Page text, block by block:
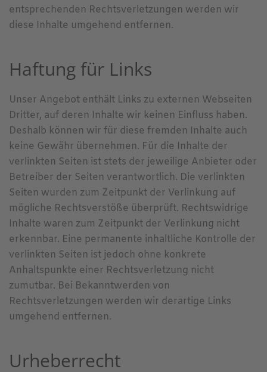
entsprechenden Rechtsverletzungen werden wir
diese Inhalte umgehend entfernen.
Haftung für Links
Unser Angebot enthält Links zu externen Webseiten
Dritter, auf deren Inhalte wir keinen Einfluss haben.
Deshalb können wir für diese fremden Inhalte auch
keine Gewähr übernehmen. Für die Inhalte der
verlinkten Seiten ist stets der jeweilige Anbieter oder
Betreiber der Seiten verantwortlich. Die verlinkten
Seiten wurden zum Zeitpunkt der Verlinkung auf
mögliche Rechtsverstöße überprüft. Rechtswidrige
Inhalte waren zum Zeitpunkt der Verlinkung nicht
erkennbar. Eine permanente inhaltliche Kontrolle der
verlinkten Seiten ist jedoch ohne konkrete
Anhaltspunkte einer Rechtsverletzung nicht
zumutbar. Bei Bekanntwerden von
Rechtsverletzungen werden wir derartige Links
umgehend entfernen.
Urheberrecht